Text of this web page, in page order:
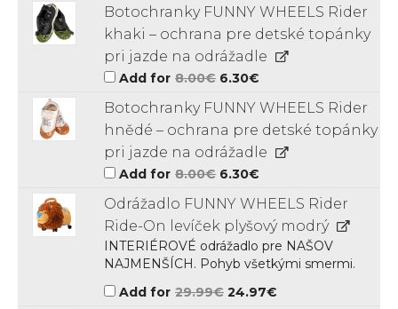
12.00€.9.99€.
Botochranky FUNNY WHEELS Rider
khaki – ochrana pre detské topánky
pri jazde na odrážadle
Add for 8.00€ Original
price
8.00€.
6.30€
6.30€.
Botochranky FUNNY WHEELS Rider
hnědé – ochrana pre detské topánky
pri jazde na odrážadle
Add for 8.00€ Original
price
8.00€.
6.30€
6.30€.
Odrážadlo FUNNY WHEELS Rider
Ride-On levíček plyšový modrý
INTERIÉROVÉ odrážadlo pre NAŠOV
NAJMENŠÍCH. Pohyb všetkými smermi.
Add for 29.99€ Original
price
24.97€